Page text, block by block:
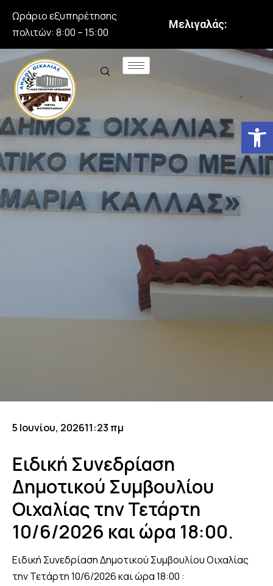
Ωράριο εξυπηρέτησης
πολιτών: 8:00 – 15:00
Μελιγαλάς:
5 Ιουνίου, 202611:23 πμ
Ειδική Συνεδρίαση
Δημοτικού Συμβουλίου
Οιχαλίας την Τετάρτη
10/6/2026 και ώρα 18:00.
Ειδική Συνεδρίαση Δημοτικού Συμβουλίου Οιχαλίας
την Τετάρτη 10/6/2026 και ώρα 18:00 :